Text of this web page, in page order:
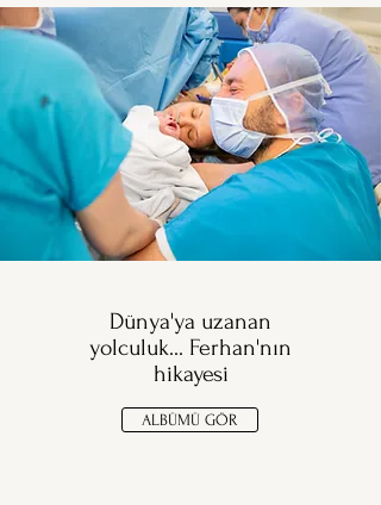
Dünya'ya uzanan
yolculuk... Ferhan'nın
hikayesi
ALBÜMÜ GÖR